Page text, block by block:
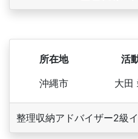
所在地
沖縄市
活
大田
整理収納アドバイザー2級